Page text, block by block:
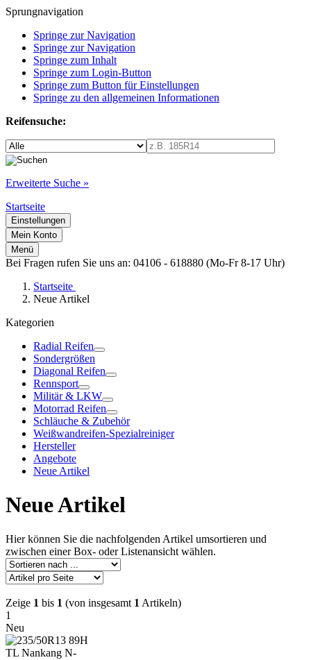
Sprungnavigation
Springe zur Navigation
Springe zur Navigation
Springe zum Inhalt
Springe zum Login-Button
Springe zum Button für Einstellungen
Springe zu den allgemeinen Informationen
Reifensuche:
Erweiterte Suche »
Startseite
Einstellungen
Mein Konto
Menü
Bei Fragen rufen Sie uns an: 04106 - 618880 (Mo-Fr 8-17 Uhr)
Startseite
Neue Artikel
Kategorien
Radial Reifen
Sondergrößen
Diagonal Reifen
Rennsport
Militär & LKW
Motorrad Reifen
Schläuche & Zubehör
Weißwandreifen-Spezialreiniger
Hersteller
Angebote
Neue Artikel
Neue Artikel
Hier können Sie die nachfolgenden Artikel umsortieren und
zwischen einer Box- oder Listenansicht wählen.
Zeige 1 bis 1 (von insgesamt 1 Artikeln)
1
Neu